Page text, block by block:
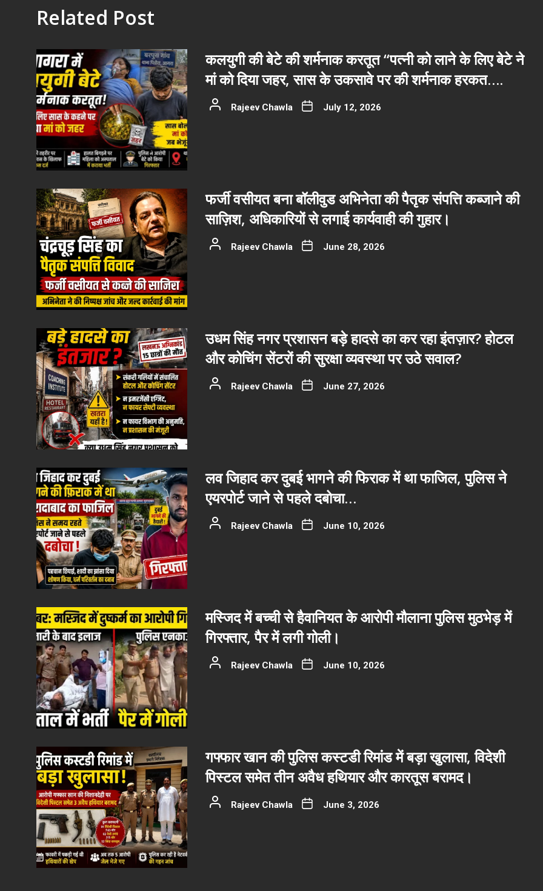
Related Post
कलयुगी की बेटे की शर्मनाक करतूत “पत्नी को लाने के लिए बेटे ने
मां को दिया जहर, सास के उकसावे पर की शर्मनाक हरकत….
Rajeev Chawla July 12, 2026
फर्जी वसीयत बना बॉलीवुड अभिनेता की पैतृक संपत्ति कब्जाने की
साज़िश, अधिकारियों से लगाई कार्यवाही की गुहार।
Rajeev Chawla June 28, 2026
उधम सिंह नगर प्रशासन बड़े हादसे का कर रहा इंतज़ार? होटल
और कोचिंग सेंटरों की सुरक्षा व्यवस्था पर उठे सवाल?
Rajeev Chawla June 27, 2026
लव जिहाद कर दुबई भागने की फिराक में था फाजिल, पुलिस ने
एयरपोर्ट जाने से पहले दबोचा…
Rajeev Chawla June 10, 2026
मस्जिद में बच्ची से हैवानियत के आरोपी मौलाना पुलिस मुठभेड़ में
गिरफ्तार, पैर में लगी गोली।
Rajeev Chawla June 10, 2026
गफ्फार खान की पुलिस कस्टडी रिमांड में बड़ा खुलासा, विदेशी
पिस्टल समेत तीन अवैध हथियार और कारतूस बरामद।
Rajeev Chawla June 3, 2026